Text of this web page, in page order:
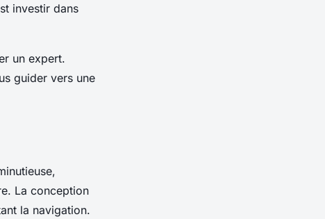
investir dans
un expert.
guider vers une
La conception
la navigation.